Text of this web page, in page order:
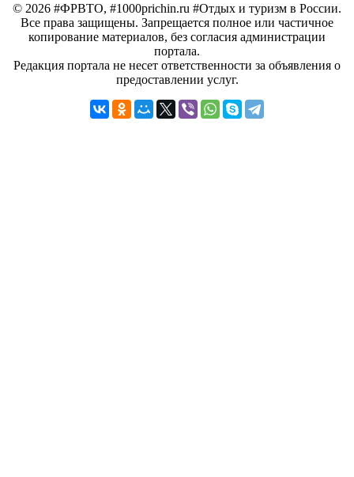
© 2026 #ФРВТО, #1000prichin.ru #Отдых и туризм в России.
Все права защищены. Запрещается полное или частичное
копирование материалов, без согласия администрации
портала.
Редакция портала не несет ответственности за объявления о
предоставлении услуг.